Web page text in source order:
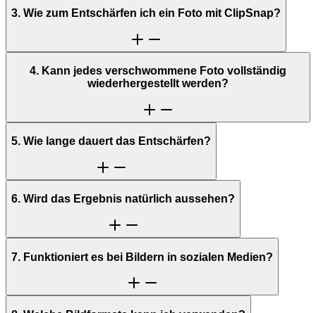
3. Wie zum Entschärfen ich ein Foto mit ClipSnap?
4. Kann jedes verschwommene Foto vollständig
wiederhergestellt werden?
5. Wie lange dauert das Entschärfen?
6. Wird das Ergebnis natürlich aussehen?
7. Funktioniert es bei Bildern in sozialen Medien?